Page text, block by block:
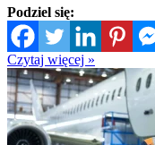
Podziel się:
Czytaj więcej »